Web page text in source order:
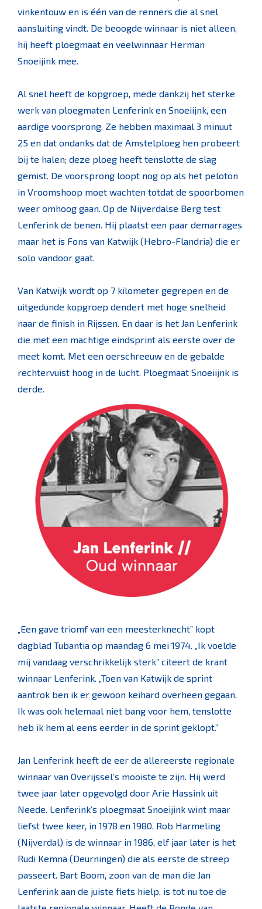
vinkentouw en is één van de renners die al snel
aansluiting vindt. De beoogde winnaar is niet alleen,
hij heeft ploegmaat en veelwinnaar Herman
Snoeijink mee.
Al snel heeft de kopgroep, mede dankzij het sterke
werk van ploegmaten Lenferink en Snoeiijnk, een
aardige voorsprong. Ze hebben maximaal 3 minuut
25 en dat ondanks dat de Amstelploeg hen probeert
bij te halen; deze ploeg heeft tenslotte de slag
gemist. De voorsprong loopt nog op als het peloton
in Vroomshoop moet wachten totdat de spoorbomen
weer omhoog gaan. Op de Nijverdalse Berg test
Lenferink de benen. Hij plaatst een paar demarrages
maar het is Fons van Katwijk (Hebro-Flandria) die er
solo vandoor gaat.
Van Katwijk wordt op 7 kilometer gegrepen en de
uitgedunde kopgroep dendert met hoge snelheid
naar de finish in Rijssen. En daar is het Jan Lenferink
die met een machtige eindsprint als eerste over de
meet komt. Met een oerschreeuw en de gebalde
rechtervuist hoog in de lucht. Ploegmaat Snoeiijnk is
derde.
„Een gave triomf van een meesterknecht” kopt
dagblad Tubantia op maandag 6 mei 1974. „Ik voelde
mij vandaag verschrikkelijk sterk” citeert de krant
winnaar Lenferink. „Toen van Katwijk de sprint
aantrok ben ik er gewoon keihard overheen gegaan.
Ik was ook helemaal niet bang voor hem, tenslotte
heb ik hem al eens eerder in de sprint geklopt.”
​​​​​​​Jan Lenferink heeft de eer de allereerste regionale
winnaar van Overijssel’s mooiste te zijn. Hij werd
twee jaar later opgevolgd door Arie Hassink uit
Neede. Lenferink’s ploegmaat Snoeijink wint maar
liefst twee keer, in 1978 en 1980. Rob Harmeling
(Nijverdal) is de winnaar in 1986, elf jaar later is het
Rudi Kemna (Deurningen) die als eerste de streep
passeert. Bart Boom, zoon van de man die Jan
Lenferink aan de juiste fiets hielp, is tot nu toe de